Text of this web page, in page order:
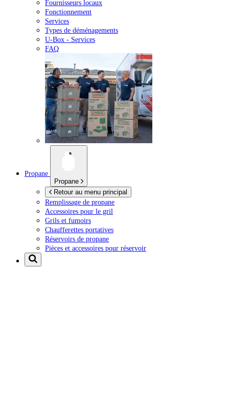
Fournisseurs locaux
Fonctionnement
Services
Types de déménagements
U-Box - Services
FAQ
Propane
Propane
Retour au menu principal
Remplissage de propane
Accessoires pour le gril
Grils et fumoirs
Chaufferettes portatives
Réservoirs de propane
Pièces et accessoires pour réservoir